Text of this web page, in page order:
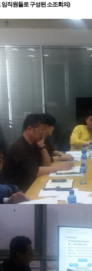
원들로 구성된 소조회의)